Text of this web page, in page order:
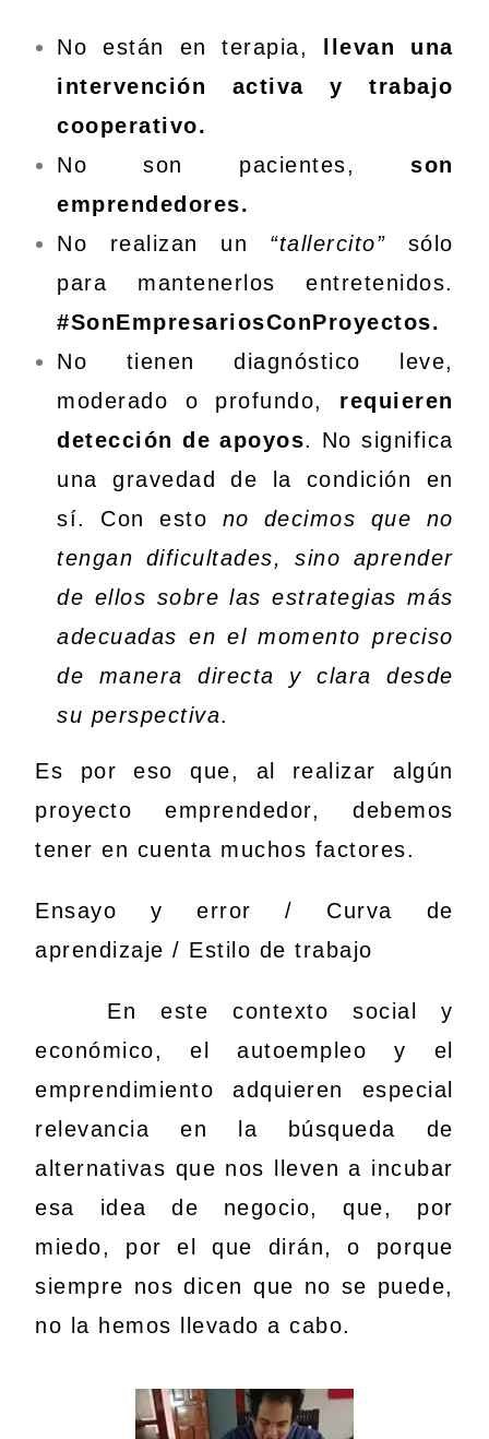
No están en terapia,
llevan una
intervención activa y trabajo
cooperativo.
No son pacientes,son
emprendedores.
No realizan un “tallercito” sólo
para mantenerlos entretenidos.
#SonEmpresariosConProyectos.
No tienen diagnóstico leve,
moderado o profundo, requieren
detección de apoyos. No significa
una gravedad de la condición en
sí. Con esto no decimos que no
tengan dificultades, sino aprender
de ellos sobre las estrategias más
adecuadas en el momento preciso
de manera directa y clara desde
su perspectiva.
Es por eso que, al realizar algún
proyecto emprendedor, debemos
tener en cuenta muchos factores.
Ensayo y error / Curva de
aprendizaje / Estilo de trabajo
En este contexto social y
económico, el autoempleo y el
emprendimiento adquieren especial
relevancia en la búsqueda de
alternativas que nos lleven a incubar
esa idea de negocio, que, por
miedo, por el que dirán, o porque
siempre nos dicen que no se puede,
no la hemos llevado a cabo.